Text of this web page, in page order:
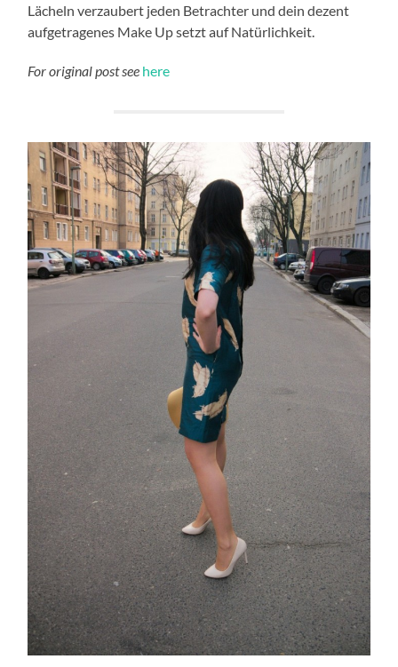
Lächeln verzaubert jeden Betrachter und dein dezent
aufgetragenes Make Up setzt auf Natürlichkeit.
For original post see here